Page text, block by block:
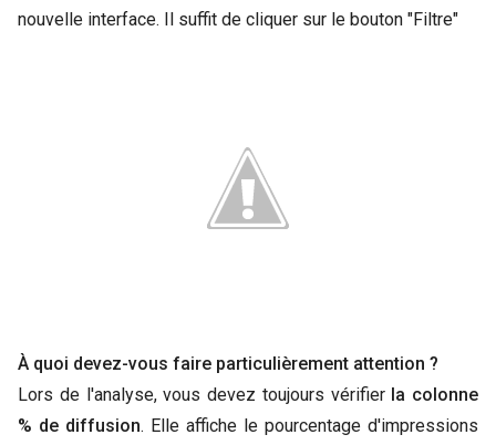
nouvelle interface. Il suffit de cliquer sur le bouton "Filtre"
À quoi devez-vous faire particulièrement attention ?
Lors de l'analyse, vous devez toujours vérifier la colonne
% de diffusion. Elle affiche le pourcentage d'impressions